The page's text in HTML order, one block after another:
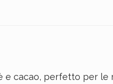
e cacao, perfetto per le